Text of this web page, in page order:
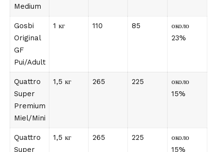
Medium
Gosbi
Original
GF
Pui/Adult
1 кг 110 85
около
23%
Quattro
Super
Premium
Miel/Mini
1,5 кг 265 225
около
15%
Quattro
Super
1,5 кг 265 225
около
15%